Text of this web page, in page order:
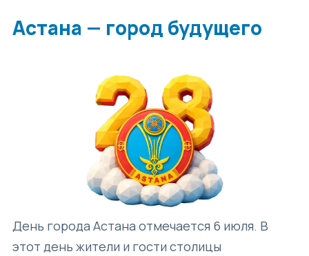
Астана — город будущего
День города Астана отмечается 6 июля. В
этот день жители и гости столицы